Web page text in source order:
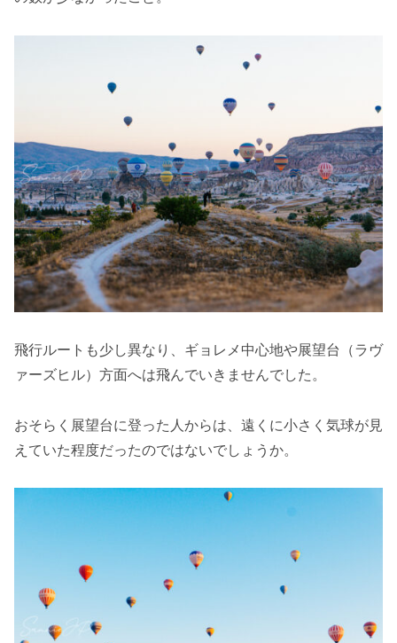
飛行ルートも少し異なり、ギョレメ中心地や展望台（ラヴ
ァーズヒル）方面へは飛んでいきませんでした。
おそらく展望台に登った人からは、遠くに小さく気球が見
えていた程度だったのではないでしょうか。